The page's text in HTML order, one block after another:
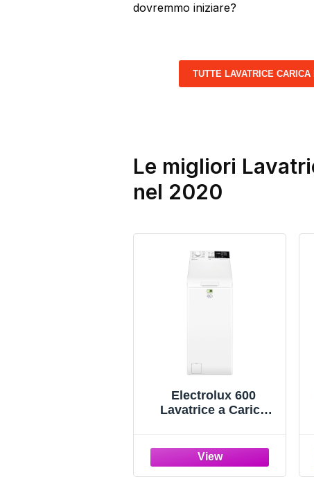
dovremmo iniziare?
TUTTE LAVATRICE
Le migliori
nel 2020
Electrolux 600
Lavatrice a Carica
Tecnologia
SensiCare, Display